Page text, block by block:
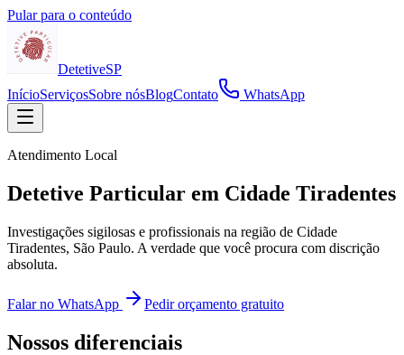
Pular para o conteúdo
DetetiveSP
InícioServiçosSobre nósBlogContato WhatsApp
Atendimento Local
Detetive Particular em Cidade Tiradentes
Investigações sigilosas e profissionais na região de Cidade
Tiradentes, São Paulo. A verdade que você procura com discrição
absoluta.
Falar no WhatsApp Pedir orçamento gratuito
Nossos diferenciais